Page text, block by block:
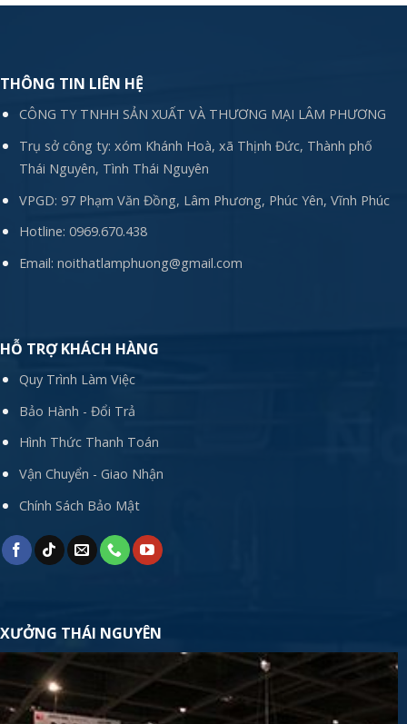
THÔNG TIN LIÊN HỆ
CÔNG TY TNHH SẢN XUẤT VÀ THƯƠNG MẠI LÂM PHƯƠNG
Trụ sở công ty: xóm Khánh Hoà, xã Thịnh Đức, Thành phố
Thái Nguyên, Tình Thái Nguyên
VPGD: 97 Phạm Văn Đồng, Lâm Phương, Phúc Yên, Vĩnh Phúc
Hotline: 0969.670.438
Email: noithatlamphuong@gmail.com
HỖ TRỢ KHÁCH HÀNG
Quy Trình Làm Việc
Bảo Hành - Đổi Trả
Hình Thức Thanh Toán
Vận Chuyển - Giao Nhận
Chính Sách Bảo Mật
XƯỞNG THÁI NGUYÊN